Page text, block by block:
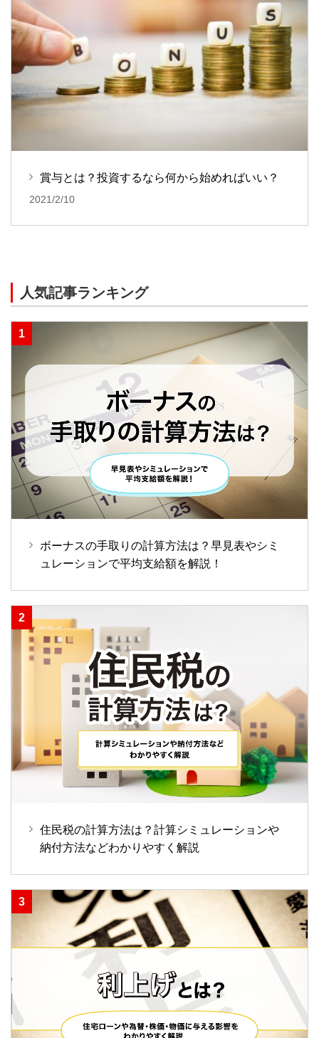
賞与とは？投資するなら何から始めればいい？
2021/2/10
人気記事ランキング
ボーナスの手取りの計算方法は？早見表やシミ
ュレーションで平均支給額を解説！
住民税の計算方法は？計算シミュレーションや
納付方法などわかりやすく解説